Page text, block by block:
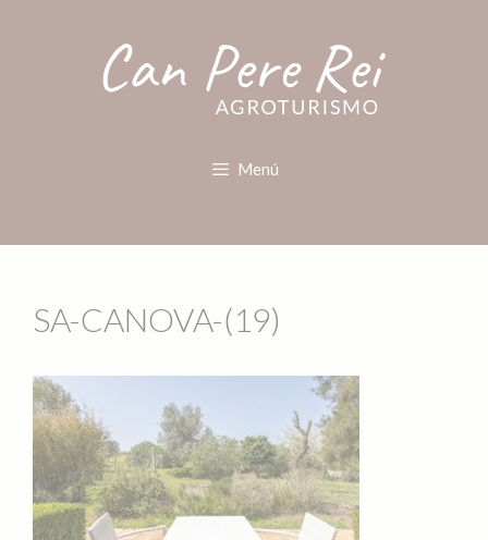
Menú
SA-CANOVA-(19)